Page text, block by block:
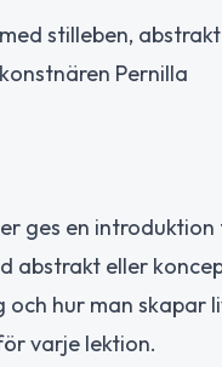
stilleben,
Pernilla
ges en introduktion
abstrakt eller
hur man skapar
varje lektion.